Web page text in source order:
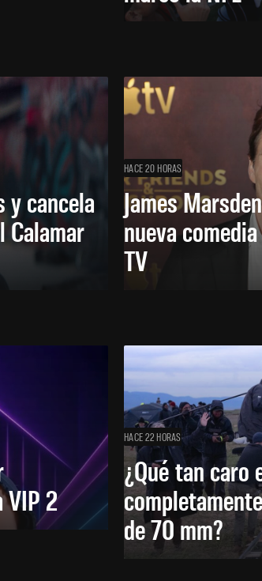
y cancela
Calamar
HACE 20 HORAS
James
nueva
TV
VIP 2
HACE 22 HORAS
¿Qué tan caro
de 70 mm?